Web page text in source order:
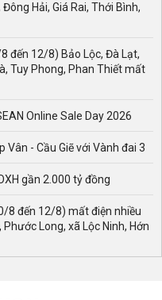
Hải, Giá Rai, Thới Bình,
đến 12/8) Bảo Lộc, Đà Lạt,
Tuy Phong, Phan Thiết mất
Online Sale Day 2026
- Cầu Giẽ với Vành đai 3
gần 2.000 tỷ đồng
8 đến 12/8) mất điện nhiều
Long, xã Lộc Ninh, Hớn